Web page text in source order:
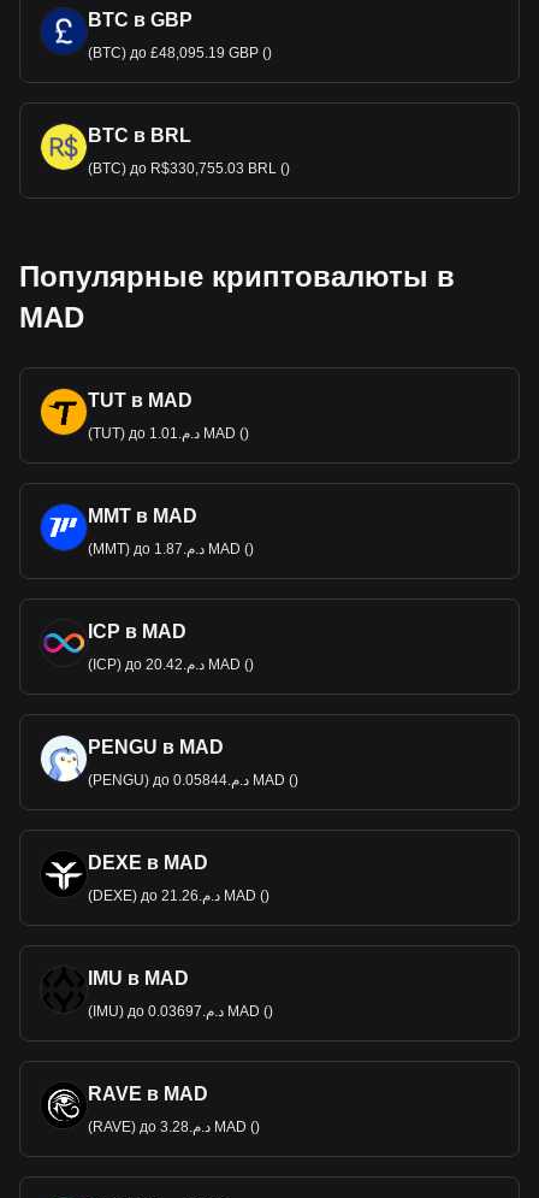
BTC в GBP
(BTC) до £48,095.19 GBP ()
BTC в BRL
(BTC) до R$330,755.03 BRL ()
Популярные криптовалюты в
MAD
TUT в MAD
(TUT) до د.م.1.01 MAD ()
MMT в MAD
(MMT) до د.م.1.87 MAD ()
ICP в MAD
(ICP) до د.م.20.42 MAD ()
PENGU в MAD
(PENGU) до د.م.0.05844 MAD ()
DEXE в MAD
(DEXE) до د.م.21.26 MAD ()
IMU в MAD
(IMU) до د.م.0.03697 MAD ()
RAVE в MAD
(RAVE) до د.م.3.28 MAD ()